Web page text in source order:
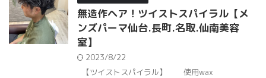
無造作ヘア！ツイストスパイラル【メ
ンズパーマ仙台.長町.名取.仙南美容
室】
2023/8/22
【ツイストスパイラル】 使用wax